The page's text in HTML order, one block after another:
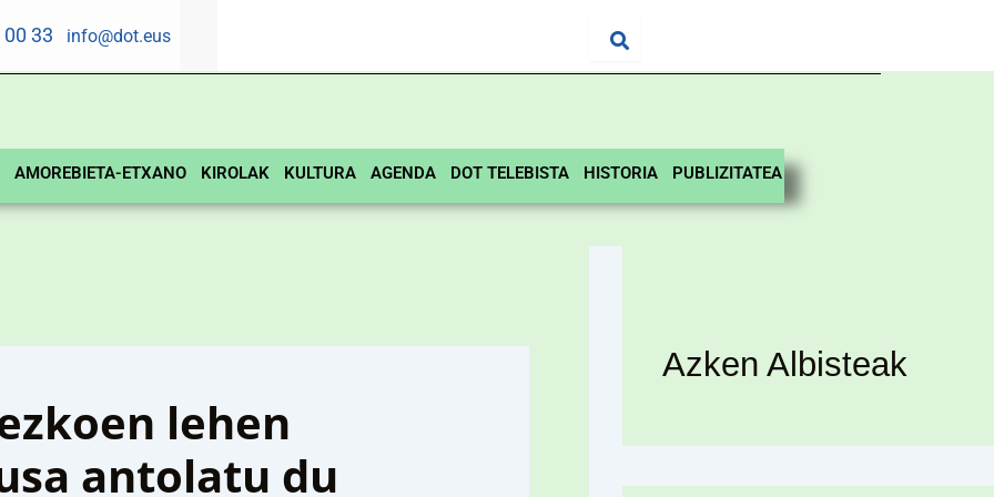
00 33 info@dot.eus
AMOREBIETA-ETXANO KIROLAK KULTURA AGENDA DOT TELEBISTA HISTORIA PUBLIZITATEA
lehen
antolatu du
Azken Albisteak